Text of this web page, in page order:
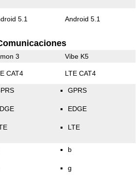
5.1 Android 5.1
3 Vibe K5
CAT4 LTE CAT4
GPRS
EDGE
LTE
b
g